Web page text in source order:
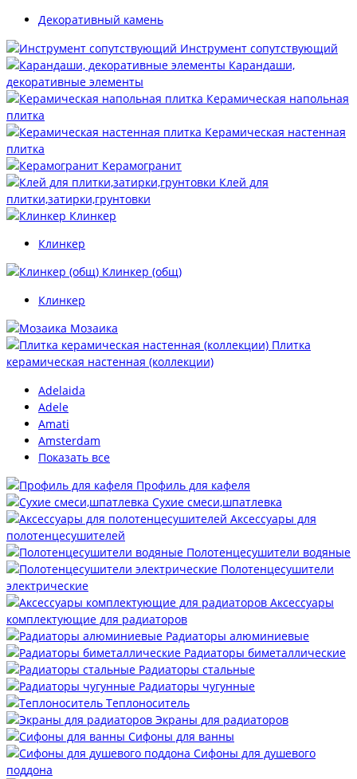
Декоративный камень
Инструмент сопутствующий
Карандаши,
декоративные элементы
Керамическая напольная
плитка
Керамическая настенная
плитка
Керамогранит
Клей для
плитки,затирки,грунтовки
Клинкер
Клинкер
Клинкер (общ)
Клинкер
Мозаика
Плитка
керамическая настенная (коллекции)
Adelaida
Adele
Amati
Amsterdam
Показать все
Профиль для кафеля
Сухие смеси,шпатлевка
Аксессуары для
полотенцесушителей
Полотенцесушители водяные
Полотенцесушители
электрические
Аксессуары
комплектующие для радиаторов
Радиаторы алюминиевые
Радиаторы биметаллические
Радиаторы стальные
Радиаторы чугунные
Теплоноситель
Экраны для радиаторов
Сифоны для ванны
Сифоны для душевого
поддона